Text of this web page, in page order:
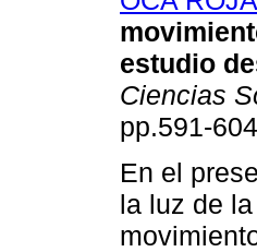
estudio
Ciencias
pp.591-
En el
la luz de